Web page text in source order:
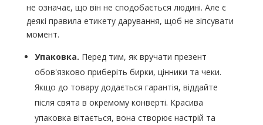
не означає, що він не сподобається людині. Але є
деякі правила етикету дарування, щоб не зіпсувати
момент.
Упаковка. Перед тим, як вручати презент
обов'язково приберіть бирки, цінники та чеки.
Якщо до товару додається гарантія, віддайте
після свята в окремому конверті. Красива
упаковка вітається, вона створює настрій та